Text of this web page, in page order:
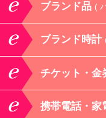
ブランド品 (
ブランド時計
チケット・金
携帯電話・家